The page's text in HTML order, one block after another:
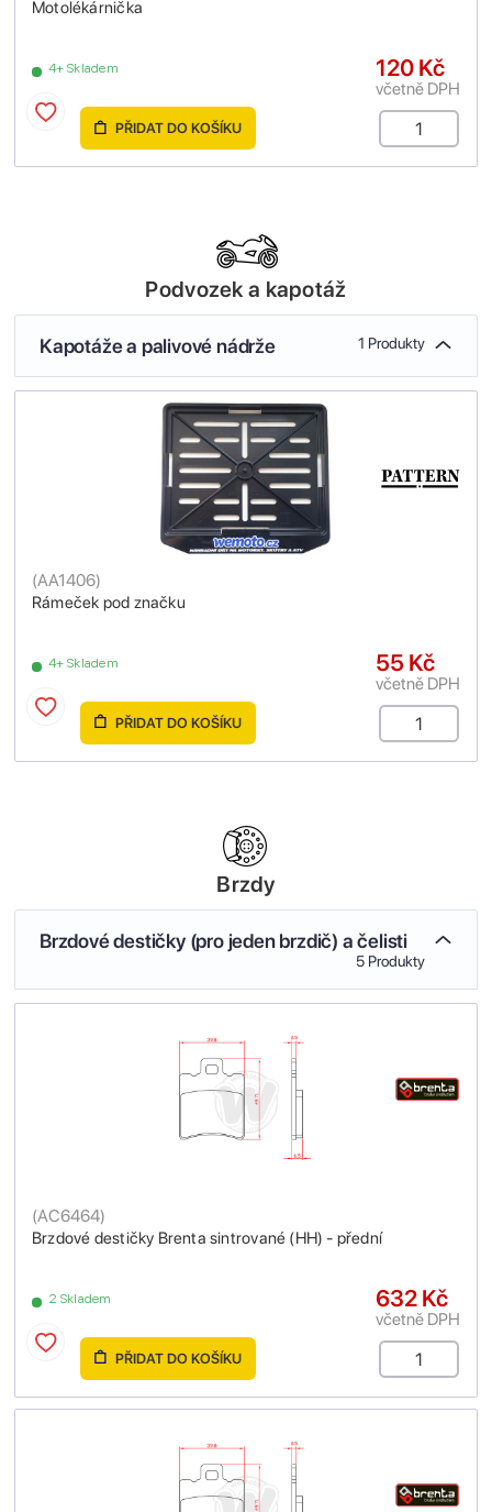
Motolékárnička
4+ Skladem 120 Kč
včetně DPH
PŘIDAT DO KOŠÍKU
Podvozek a kapotáž
Kapotáže a palivové nádrže 1 Produkty
Rámeček pod značku
(AA1406)
4+ Skladem 55 Kč
včetně DPH
PŘIDAT DO KOŠÍKU
Brzdy
Brzdové destičky (pro jeden brzdič) a čelisti
5 Produkty
Brzdové destičky Brenta sintrované (HH) - přední
(AC6464)
2 Skladem 632 Kč
včetně DPH
PŘIDAT DO KOŠÍKU